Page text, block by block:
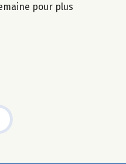
pour plus